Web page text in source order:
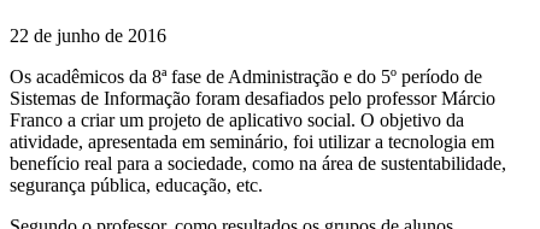
22 de junho de 2016
Os acadêmicos da 8ª fase de Administração e do 5º período de
Sistemas de Informação foram desafiados pelo professor Márcio
Franco a criar um projeto de aplicativo social. O objetivo da
atividade, apresentada em seminário, foi utilizar a tecnologia em
benefício real para a sociedade, como na área de sustentabilidade,
segurança pública, educação, etc.